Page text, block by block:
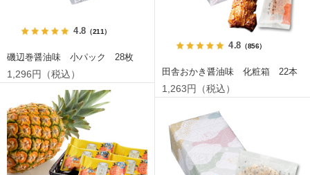
4.8（211）
磯辺巻醤油味 小パック 28枚
1,296円（税込）
4.8 （856）
田舎おかき醤油味 化粧箱 22本
1,263円（税込）